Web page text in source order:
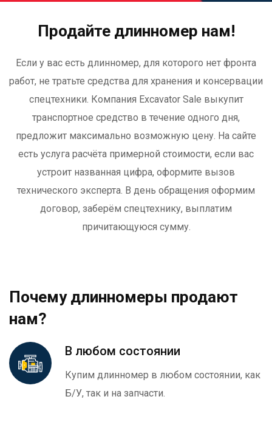
Продайте длинномер нам!
Если у вас есть длинномер, для которого нет фронта
работ, не тратьте средства для хранения и консервации
спецтехники. Компания Excavator Sale выкупит
транспортное средство в течение одного дня,
предложит максимально возможную цену. На сайте
есть услуга расчёта примерной стоимости, если вас
устроит названная цифра, оформите вызов
технического эксперта. В день обращения оформим
договор, заберём спецтехнику, выплатим
причитающуюся сумму.
Почему длинномеры продают
нам?
В любом состоянии
Купим длинномер в любом состоянии, как
Б/У, так и на запчасти.